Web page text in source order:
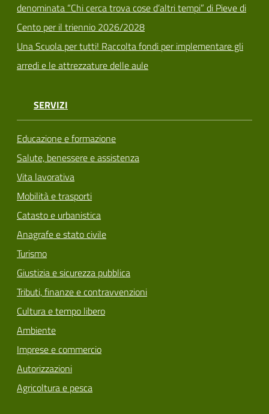
denominata “Chi cerca trova cose d’altri tempi” di Pieve di
Cento per il triennio 2026/2028
Una Scuola per tutti! Raccolta fondi per implementare gli
arredi e le attrezzature delle aule
SERVIZI
Educazione e formazione
Salute, benessere e assistenza
Vita lavorativa
Mobilità e trasporti
Catasto e urbanistica
Anagrafe e stato civile
Turismo
Giustizia e sicurezza pubblica
Tributi, finanze e contravvenzioni
Cultura e tempo libero
Ambiente
Imprese e commercio
Autorizzazioni
Agricoltura e pesca